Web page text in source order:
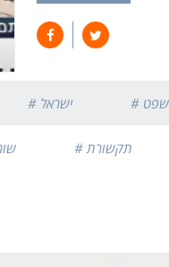
# ישראל
# # תקשורת